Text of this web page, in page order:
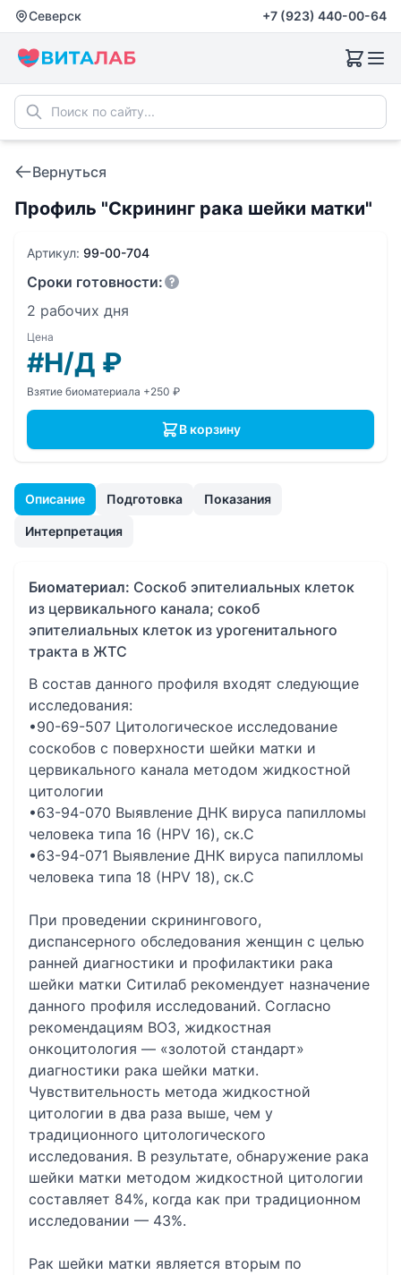
Северск +7 (923) 440-00-64
Вернуться
Профиль "Скрининг рака шейки матки"
Описание Подготовка Показания
Интерпретация
Биоматериал: Соскоб эпителиальных клеток
из цервикального канала; сокоб
эпителиальных клеток из урогенитального
тракта в ЖТС
В состав данного профиля входят следующие
исследования:
•90-69-507 Цитологическое исследование
соскобов с поверхности шейки матки и
цервикального канала методом жидкостной
цитологии
•63-94-070 Выявление ДНК вируса папилломы
человека типа 16 (HPV 16), ск.C
•63-94-071 Выявление ДНК вируса папилломы
человека типа 18 (HPV 18), ск.C
При проведении скринингового,
диспансерного обследования женщин с целью
ранней диагностики и профилактики рака
шейки матки Ситилаб рекомендует назначение
данного профиля исследований. Согласно
рекомендациям ВОЗ, жидкостная
онкоцитология — «золотой стандарт»
диагностики рака шейки матки.
Чувствительность метода жидкостной
цитологии в два раза выше, чем у
традиционного цитологического
исследования. В результате, обнаружение рака
шейки матки методом жидкостной цитологии
составляет 84%, когда как при традиционном
исследовании — 43%.
Рак шейки матки является вторым по
Артикул: 99-00-704
Сроки готовности:
2 рабочих дня
Цена
#Н/Д ₽
Взятие биоматериала +250 ₽
В корзину